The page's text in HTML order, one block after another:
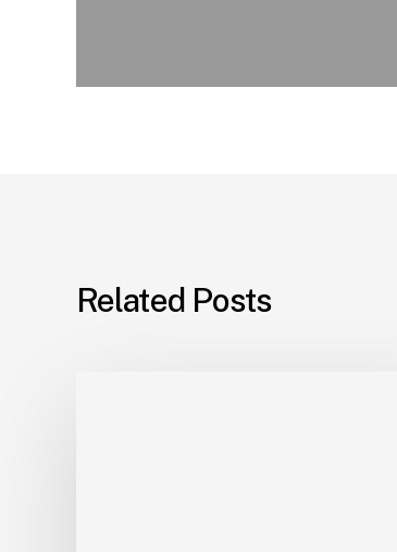
Related Posts